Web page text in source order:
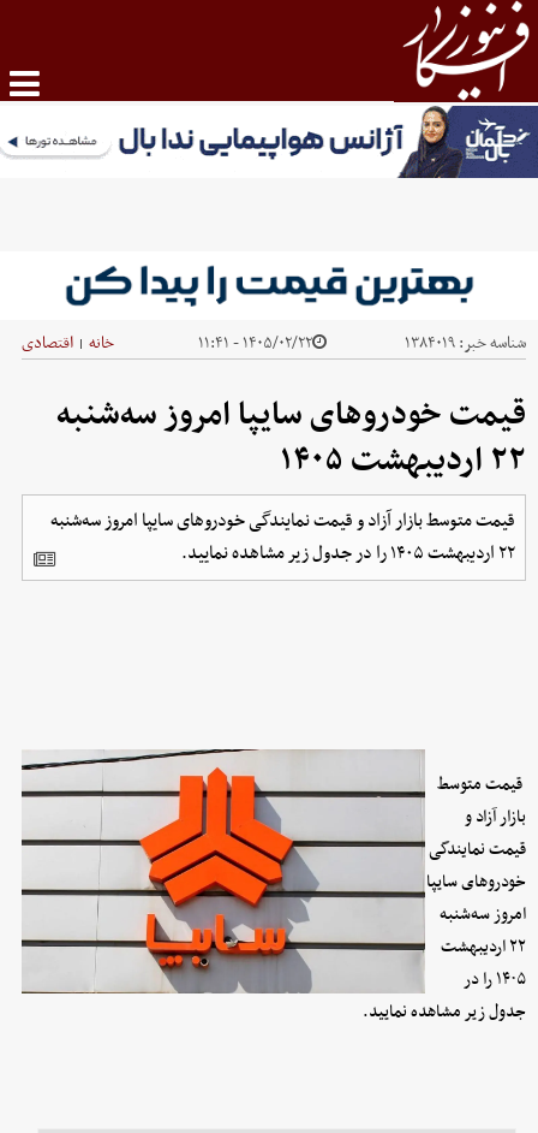
شناسه خبر:۱۳۸۴۰۱۹ ۱۴۰۵/۰۲/۲۲ - ۱۱:۴۱ خانه | اقتصادی
قیمت خودرو‌های سایپا امروز سه‌شنبه
۲۲ اردیبهشت ۱۴۰۵
قیمت متوسط بازار آزاد و قیمت نمایندگی خودرو‌های سایپا امروز سه‌شنبه
۲۲ اردیبهشت ۱۴۰۵ را در جدول زیر مشاهده نمایید.
قیمت متوسط
بازار آزاد و
قیمت نمایندگی
خودرو‌های سایپا
امروز سه‌شنبه
۲۲ اردیبهشت
۱۴۰۵ را در
جدول زیر مشاهده نمایید.